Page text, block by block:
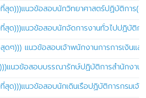
ด)))แนวข้อสอบนักวิทยาศาสตร์ปฏิบัติการ(
ด)))แนวข้อสอบนักจัดการงานทั่วไปปฏิบัติก
ดๆ))) แนวข้อสอบเจ้าพนักงานการการเงิน
แนวข้อสอบบรรณารักษ์ปฏิบัติการสำนักงานศ
ด)))แนวข้อสอบนักเดินเรือปฏิบัติการกรมเจ้า